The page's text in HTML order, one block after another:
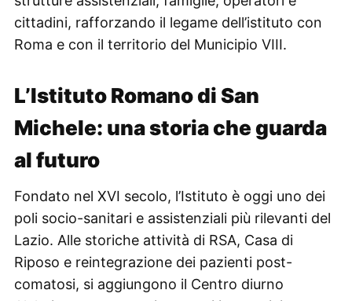
cittadini, rafforzando il legame dell’istituto con
Roma e con il territorio del Municipio VIII.
L’Istituto Romano di San
Michele: una storia che guarda
al futuro
Fondato nel XVI secolo, l’Istituto è oggi uno dei
poli socio-sanitari e assistenziali più rilevanti del
Lazio. Alle storiche attività di RSA, Casa di
Riposo e reintegrazione dei pazienti post-
comatosi, si aggiungono il Centro diurno